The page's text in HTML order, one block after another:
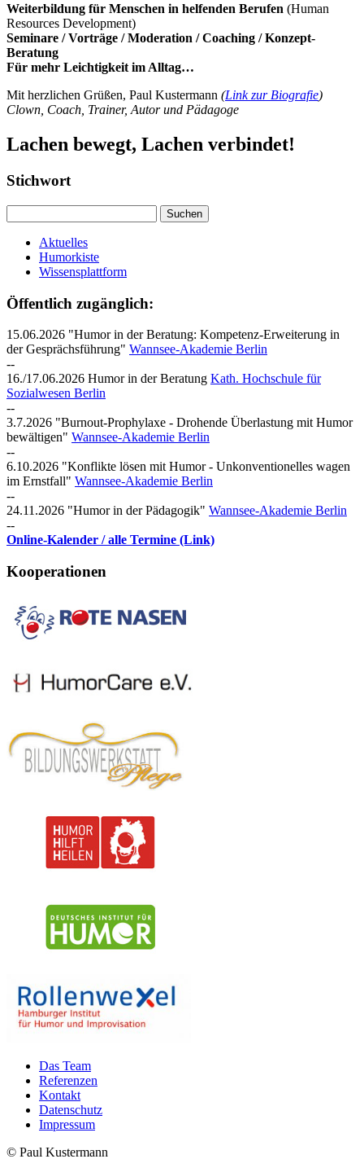
Weiterbildung für Menschen in helfenden Berufen (Human
Resources Development)
Seminare / Vorträge / Moderation / Coaching / Konzept-
Beratung
Für mehr Leichtigkeit im Alltag…
Mit herzlichen Grüßen, Paul Kustermann (Link zur Biografie)
Clown, Coach, Trainer, Autor und Pädagoge
Lachen bewegt, Lachen verbindet!
Stichwort
nach:
Aktuelles
Humorkiste
Wissensplattform
Öffentlich zugänglich:
15.06.2026 "Humor in der Beratung: Kompetenz-Erweiterung in
der Gesprächsführung" Wannsee-Akademie Berlin
--
16./17.06.2026 Humor in der Beratung Kath. Hochschule für
Sozialwesen Berlin
--
3.7.2026 "Burnout-Prophylaxe - Drohende Überlastung mit Humor
bewältigen" Wannsee-Akademie Berlin
--
6.10.2026 "Konflikte lösen mit Humor - Unkonventionelles wagen
im Ernstfall" Wannsee-Akademie Berlin
--
24.11.2026 "Humor in der Pädagogik" Wannsee-Akademie Berlin
--
Online-Kalender / alle Termine (Link)
Kooperationen
Das Team
Referenzen
Kontakt
Datenschutz
Impressum
© Paul Kustermann